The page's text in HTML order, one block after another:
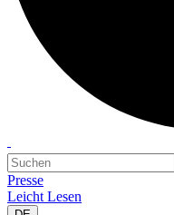
Presse
Leicht Lesen